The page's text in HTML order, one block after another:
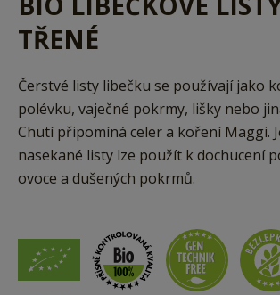
TŘENÉ
Čerstvé listy libečku se používají jako
polévku, vaječné pokrmy, lišky nebo
Chutí připomíná celer a koření Maggi.
nasekané listy lze použít k dochucení
ovoce a dušených pokrmů.